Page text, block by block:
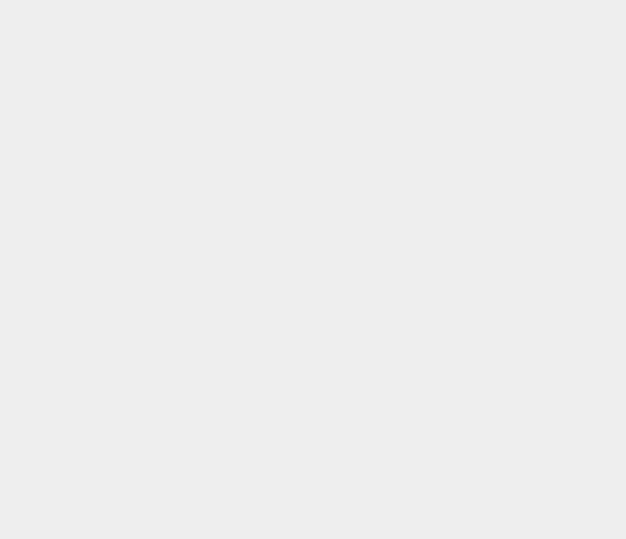
ser establecidas por nosotros o
algunos de nuestros servicios
pueden utilizarlas para
permite estas cookies, tu